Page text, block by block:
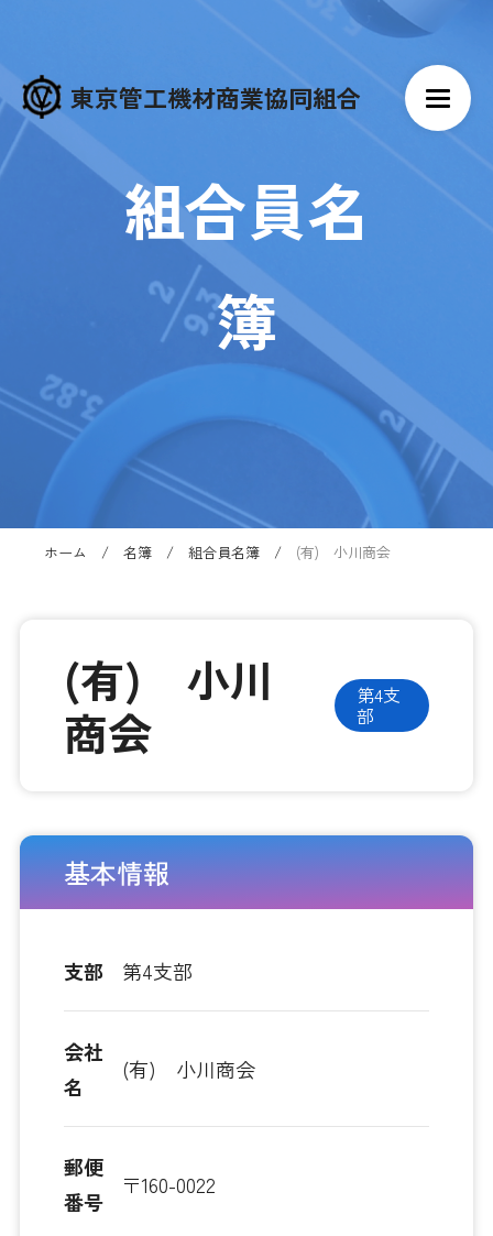
東京管工機材商業協同組合
組合員名
簿
ホーム 名簿 組合員名簿 (有) 小川商会
(有) 小川
商会
第4支
部
基本情報
支部 第4支部
会社
名
(有) 小川商会
郵便
番号
〒160-0022